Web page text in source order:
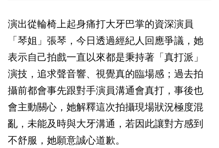
演出從輪椅上起身痛打大牙巴掌的資深演員
「琴姐」張琴，今日透過經紀人回應爭議，她
表示自己拍戲一直以來都是秉持著「真打派」
演技，追求聲音響、視覺真的臨場感；過去拍
攝前都會事先跟對手演員溝通會真打，事後也
會主動關心，她解釋這次拍攝現場狀況極度混
亂，未能及時與大牙溝通，若因此讓對方感到
不舒服，她願意誠心道歉。